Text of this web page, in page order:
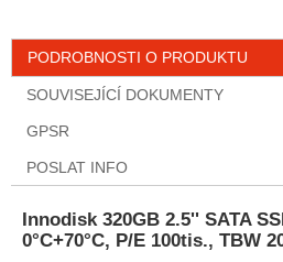
PODROBNOSTI O PRODUKTU
SOUVISEJÍCÍ DOKUMENTY
GPSR
POSLAT INFO
Innodisk 320GB 2.5'' SATA
0°C+70°C, P/E 100tis., TBW